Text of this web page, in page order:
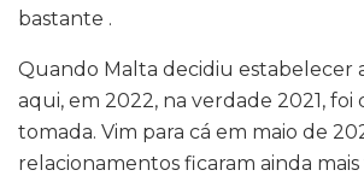
bastante .
Quando Malta decidiu estabelecer
aqui, em 2022, na verdade 2021, foi
tomada. Vim para cá em maio de
relacionamentos ficaram ainda mais